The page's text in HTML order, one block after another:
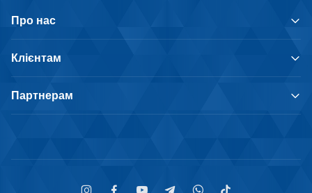
Про нас
Клієнтам
Партнерам